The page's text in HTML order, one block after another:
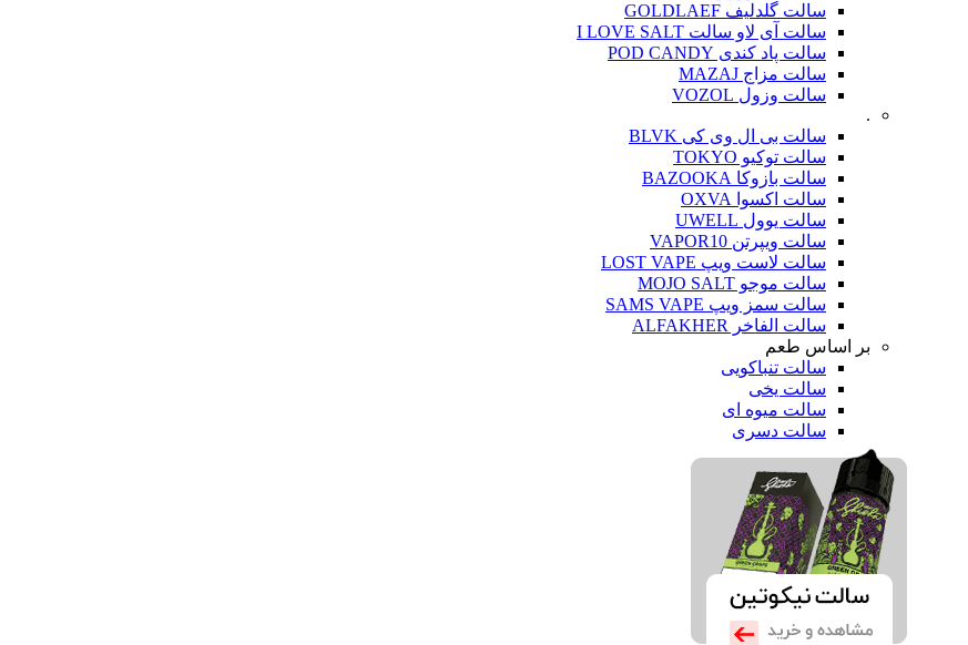
سالت گلدلیف GOLDLAEF
سالت آی لاو سالت I LOVE SALT
سالت پاد کندی POD CANDY
سالت مزاج MAZAJ
سالت وزول VOZOL
.
سالت بی ال وی کی BLVK
سالت توکیو TOKYO
سالت بازوکا BAZOOKA
سالت اکسوا OXVA
سالت یوول UWELL
سالت ویپرتن VAPOR10
سالت لاست ویپ LOST VAPE
سالت موجو MOJO SALT
سالت سمز ویپ SAMS VAPE
سالت الفاخر ALFAKHER
بر اساس طعم
سالت تنباکویی
سالت یخی
سالت میوه ای
سالت دسری